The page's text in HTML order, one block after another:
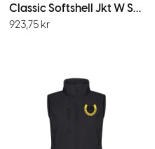
Classic Softshell Jkt W Svart
923,75 kr